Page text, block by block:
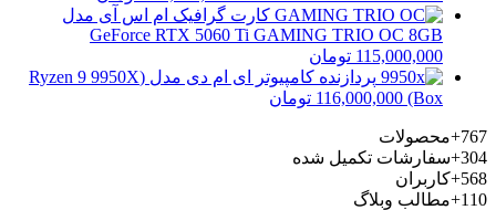
کارت گرافیک ام اس آی مدل
GeForce RTX 5060 Ti GAMING TRIO OC 8GB
115,000,000 تومان
پردازنده کامپیوتر ای ام دی مدل (Ryzen 9 9950X
(Box
116,000,000 تومان
767+
محصولات
304+ سفارشات تکمیل شده
568+ کاربران
110+
مطالب وبلاگ